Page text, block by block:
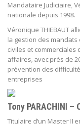
Mandataire Judiciaire,
nationale depuis 1998.
Véronique THIEBAUT
la gestion des
civiles et
affaires, avec près de
prévention des
entreprises
Tony PARACHINI
Titulaire d’un Master II